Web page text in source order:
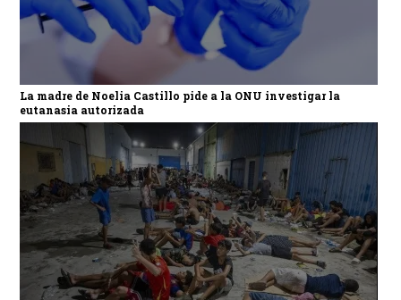
La madre de Noelia Castillo pide a la ONU investigar la
eutanasia autorizada